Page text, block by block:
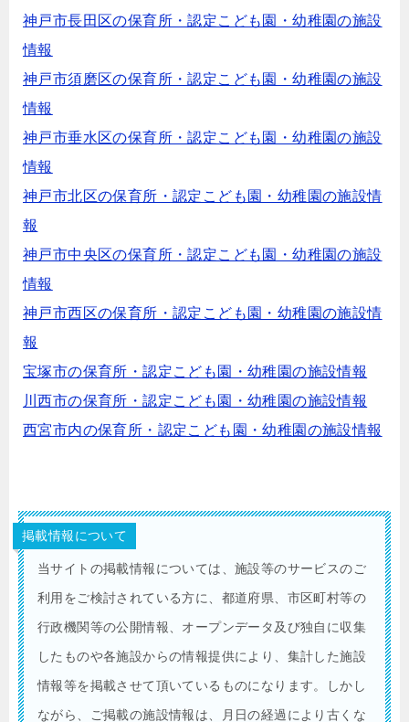
神戸市長田区の保育所・認定こども園・幼稚園の施設
情報
神戸市須磨区の保育所・認定こども園・幼稚園の施設
情報
神戸市垂水区の保育所・認定こども園・幼稚園の施設
情報
神戸市北区の保育所・認定こども園・幼稚園の施設情
報
神戸市中央区の保育所・認定こども園・幼稚園の施設
情報
神戸市西区の保育所・認定こども園・幼稚園の施設情
報
宝塚市の保育所・認定こども園・幼稚園の施設情報
川西市の保育所・認定こども園・幼稚園の施設情報
西宮市内の保育所・認定こども園・幼稚園の施設情報
掲載情報について
当サイトの掲載情報については、施設等のサービスのご
利用をご検討されている方に、都道府県、市区町村等の
行政機関等の公開情報、オープンデータ及び独自に収集
したものや各施設からの情報提供により、集計した施設
情報等を掲載させて頂いているものになります。しかし
ながら、ご掲載の施設情報は、月日の経過により古くな